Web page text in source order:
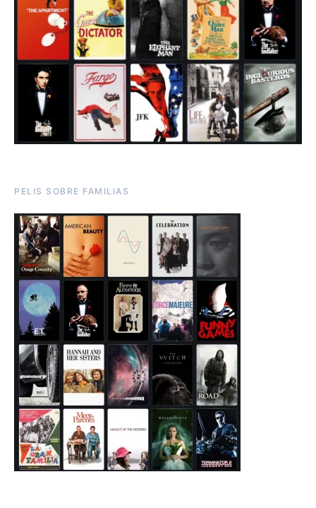
PELIS SOBRE FAMILIAS